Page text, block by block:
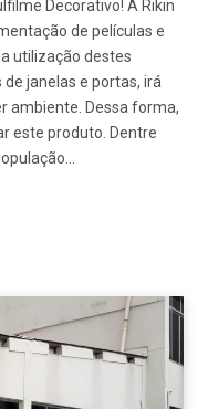
Decorativo! A Rikin
de películas e
utilização destes
janelas e portas, irá
ambiente. Dessa forma,
este produto. Dentre